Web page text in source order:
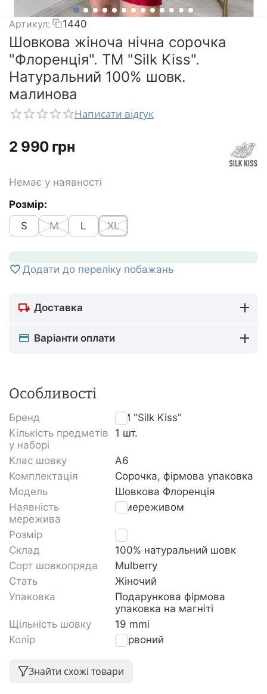
Артикул: 1440
Шовкова жіноча нічна сорочка
"Флоренція". TM "Silk Kiss".
Натуральний 100% шовк.
малинова
Написати відгук
‍2 990‍ грн
Немає у наявності
Розмір:
S
M L XL
Додати до переліку побажань
Доставка
Варіанти оплати
Особливості
Бренд
TM "Silk Kiss"
Кількість предметів
у наборі
1 шт.
Клас шовку
A6
Комплектація
Сорочка, фірмова упаковка
Модель
Шовкова Флоренція
Наявність
мережива
З мереживом
Розмір
XL
Склад
100% натуральний шовк
Сорт шовкопряда
Mulberry
Стать
Жіночий
Упаковка
Подарункова фірмова
упаковка на магніті
Щільність шовку
19 mmi
Колір
Червоний
Знайти схожі товари